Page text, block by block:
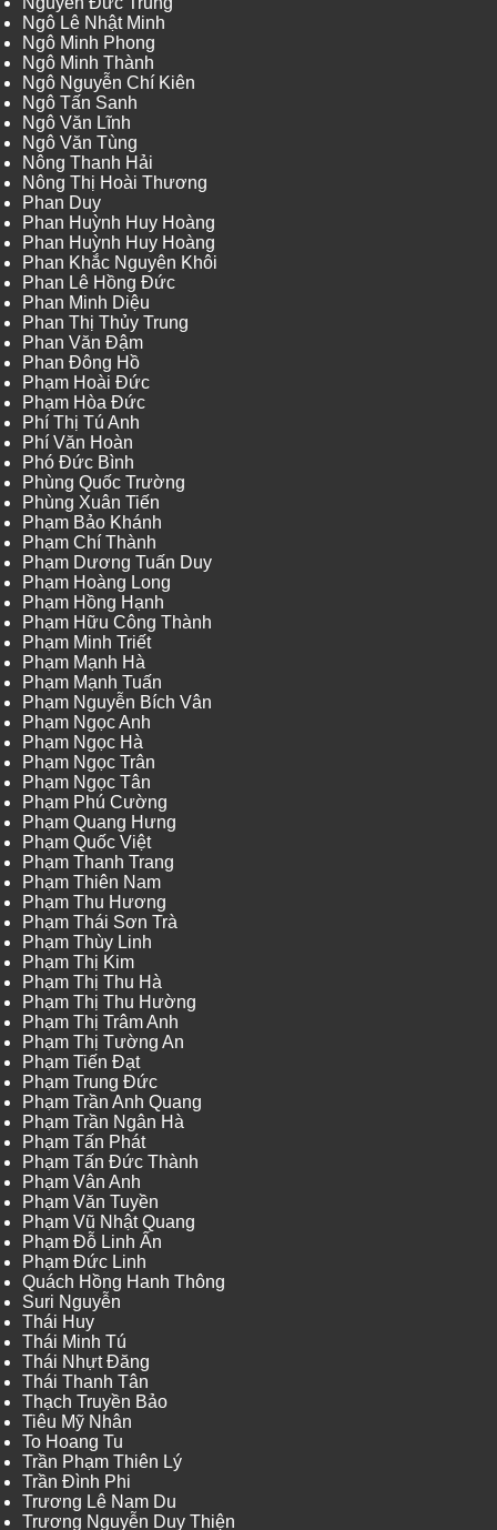
Ngô Lê Nhật Minh
Ngô Minh Phong
Ngô Minh Thành
Ngô Nguyễn Chí Kiên
Ngô Tấn Sanh
Ngô Văn Lĩnh
Ngô Văn Tùng
Nông Thanh Hải
Nông Thị Hoài Thương
Phan Duy
Phan Huỳnh Huy Hoàng
Phan Huỳnh Huy Hoàng
Phan Khắc Nguyên Khôi
Phan Lê Hồng Đức
Phan Minh Diệu
Phan Thị Thủy Trung
Phan Văn Đậm
Phan Đông Hồ
Phạm Hoài Đức
Phạm Hòa Đức
Phí Thị Tú Anh
Phí Văn Hoàn
Phó Đức Bình
Phùng Quốc Trường
Phùng Xuân Tiến
Phạm Bảo Khánh
Phạm Chí Thành
Phạm Dương Tuấn Duy
Phạm Hoàng Long
Phạm Hồng Hạnh
Phạm Hữu Công Thành
Phạm Minh Triết
Phạm Mạnh Hà
Phạm Mạnh Tuấn
Phạm Nguyễn Bích Vân
Phạm Ngọc Anh
Phạm Ngọc Hà
Phạm Ngọc Trân
Phạm Ngọc Tân
Phạm Phú Cường
Phạm Quang Hưng
Phạm Quốc Việt
Phạm Thanh Trang
Phạm Thiên Nam
Phạm Thu Hương
Phạm Thái Sơn Trà
Phạm Thùy Linh
Phạm Thị Kim
Phạm Thị Thu Hà
Phạm Thị Thu Hường
Phạm Thị Trâm Anh
Phạm Thị Tường An
Phạm Tiến Đạt
Phạm Trung Đức
Phạm Trần Anh Quang
Phạm Trần Ngân Hà
Phạm Tấn Phát
Phạm Tấn Đức Thành
Phạm Vân Anh
Phạm Văn Tuyền
Phạm Vũ Nhật Quang
Phạm Đỗ Linh Ấn
Phạm Đức Linh
Quách Hồng Hanh Thông
Suri Nguyễn
Thái Huy
Thái Minh Tú
Thái Nhựt Đăng
Thái Thanh Tân
Thạch Truyền Bảo
Tiêu Mỹ Nhân
To Hoang Tu
Trần Phạm Thiên Lý
Trần Đình Phi
Trương Lê Nam Du
Trương Nguyễn Duy Thiện